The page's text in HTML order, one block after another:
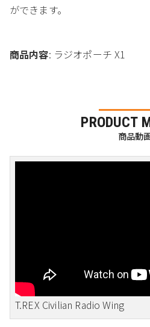
ができます。
商品内容: ラジオポーチ X1
PRODUCT
商品動
T.REX Civilian Radio Wing